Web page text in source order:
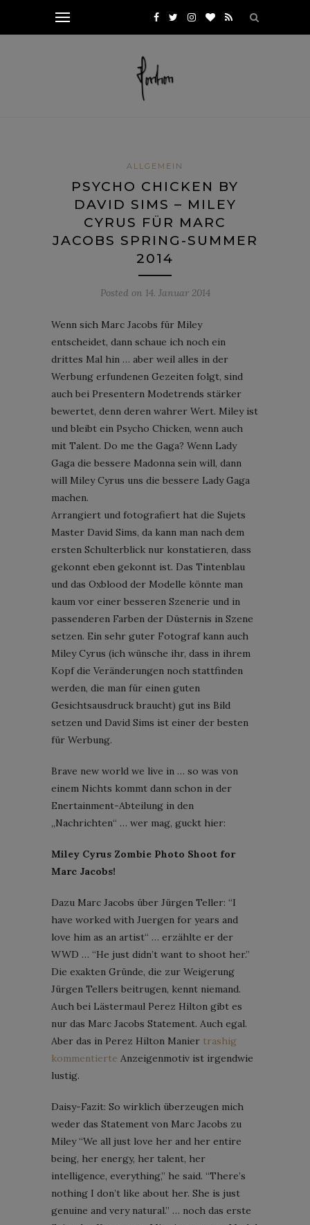
ALLGEMEIN
PSYCHO CHICKEN BY
DAVID SIMS – MILEY
CYRUS FÜR MARC
JACOBS SPRING-SUMMER
2014
Posted on 14. Januar 2014
Wenn sich Marc Jacobs für Miley
entscheidet, dann schaue ich noch ein
drittes Mal hin … aber weil alles in der
Werbung erfundenen Gezeiten folgt, sind
auch bei Presentern Modetrends stärker
bewertet, denn deren wahrer Wert. Miley ist
und bleibt ein Psycho Chicken, wenn auch
mit Talent. Do me the Gaga? Wenn Lady
Gaga die bessere Madonna sein will, dann
will Miley Cyrus uns die bessere Lady Gaga
machen.
Arrangiert und fotografiert hat die Sujets
Master David Sims, da kann man nach dem
ersten Schulterblick nur konstatieren, dass
gekonnt eben gekonnt ist. Das Tintenblau
und das Oxblood der Modelle könnte man
kaum vor einer besseren Szenerie und in
passenderen Farben der Düsternis in Szene
setzen. Ein sehr guter Fotograf kann auch
Miley Cyrus (ich wünsche ihr, dass in ihrem
Kopf die Veränderungen noch stattfinden
werden, die man für einen guten
Gesichtsausdruck braucht) gut ins Bild
setzen und David Sims ist einer der besten
für Werbung.
Brave new world we live in … so was von
einem Nichts kommt dann schon in der
Enertainment-Abteilung in den
„Nachrichten“ … wer mag, guckt hier:
Miley Cyrus Zombie Photo Shoot for
Marc Jacobs!
Dazu Marc Jacobs über Jürgen Teller: “I
have worked with Juergen for years and
love him as an artist“ … erzählte er der
WWD … “He just didn’t want to shoot her.”
Die exakten Gründe, die zur Weigerung
Jürgen Tellers beitrugen, kennt niemand.
Auch bei Lästermaul Perez Hilton gibt es
nur das Marc Jacobs Statement. Auch egal.
Aber das in Perez Hilton Manier trashig
kommentierte Anzeigenmotiv ist irgendwie
lustig.
Daisy-Fazit: So wirklich überzeugen mich
weder das Statement von Marc Jacobs zu
Miley “We all just love her and her entire
being, her energy, her talent, her
intelligence, everything,” he said. “There’s
nothing I don’t like about her. She is just
genuine and very natural.” … noch das erste